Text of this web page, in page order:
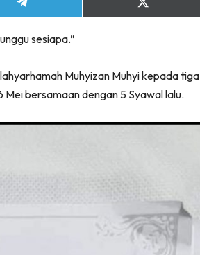
Share
on
Share
on
sesiapa.”
Muhyizan Muhyi kepada tiga
bersamaan dengan 5 Syawal lalu.